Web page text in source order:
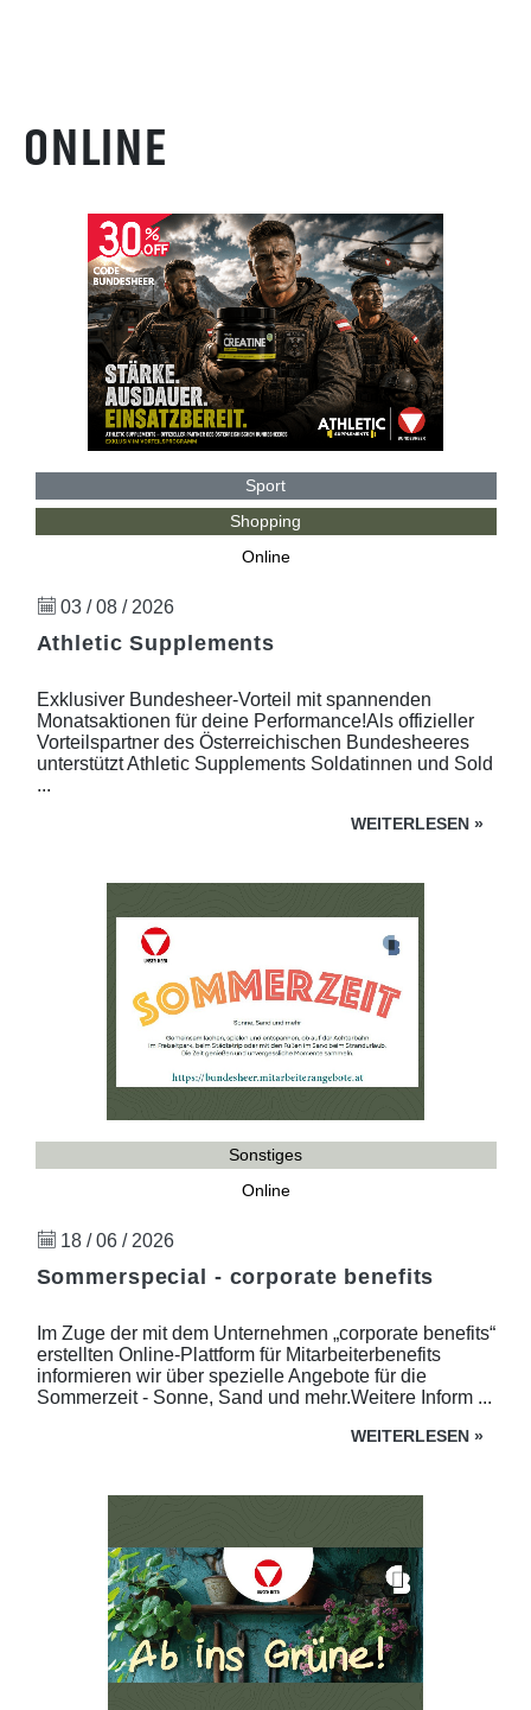
ONLINE
Sport
Shopping
Online
03 / 08 / 2026
Athletic Supplements
Exklusiver Bundesheer-Vorteil mit spannenden
Monatsaktionen für deine Performance!Als offizieller
Vorteilspartner des Österreichischen Bundesheeres
unterstützt Athletic Supplements Soldatinnen und Sold
...
WEITERLESEN »
Sonstiges
Online
18 / 06 / 2026
Sommerspecial - corporate benefits
Im Zuge der mit dem Unternehmen „corporate benefits“
erstellten Online-Plattform für Mitarbeiterbenefits
informieren wir über spezielle Angebote für die
Sommerzeit - Sonne, Sand und mehr.Weitere Inform ...
WEITERLESEN »